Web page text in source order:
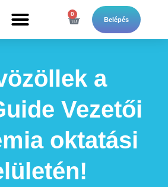
0
Kosár Belépés
a
Vezetői
oktatási